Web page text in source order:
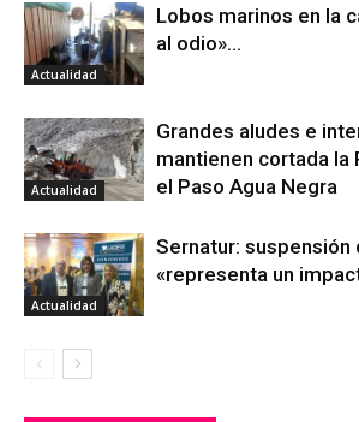
Actualidad
Lobos marinos en la
al odio»…
Actualidad
Grandes aludes e
mantienen cortada la
el Paso Agua Negra
Actualidad
Sernatur: suspensión
«representa un